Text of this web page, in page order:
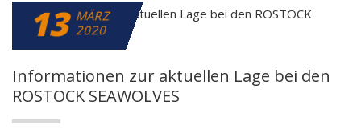
13 MÄRZ
2020
Informationen zur aktuellen Lage bei den
ROSTOCK SEAWOLVES